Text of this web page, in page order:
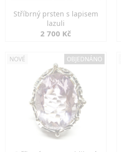
Stříbrný prsten s lapisem
lazuli
2 700 Kč
NOVÉ OBJEDNÁNO